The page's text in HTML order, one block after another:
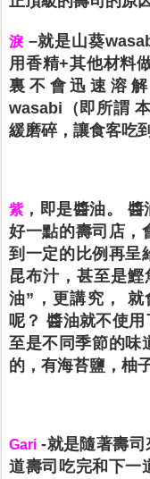
淚 –就是山葵
用香精+其他材料
裏不會迅速溶
wasabi（即所謂
緩磨碎，讓食客吃
紫，即是醬油。 醬
好一點的壽司店，
到一定的比例再呈
昆布汁，甚至是
油”，更講究，
呢？ 醬油就不使
至是不同季節的味
的，有海苔鹽，柚
Gari -就是隨著壽
道壽司吃完和下一